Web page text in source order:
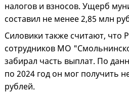
налогов и взносов. Ущерб
составил не менее 2,85 млн
Силовики также считают, что
сотрудников МО
забирал часть выплат. По
по 2024 год он мог получить
рублей.